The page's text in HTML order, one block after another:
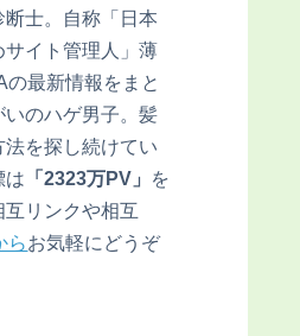
士。自称「日本
イト管理人」薄
の最新情報をまと
のハゲ男子。髪
を探し続けてい
は 「2323万PV」 を
リンクや相互
らお気軽にどうぞ